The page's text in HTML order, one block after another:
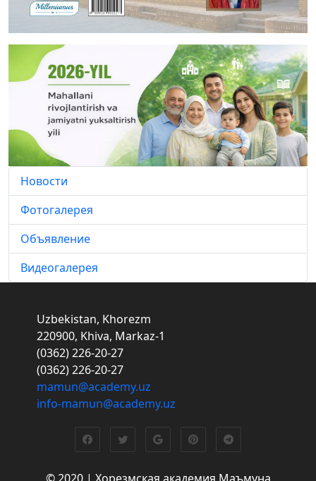
Новости
Фотогалерея
Объявление
Видеогалерея
Uzbekistan, Khorezm
220900, Khiva, Markaz-1
(0362) 226-20-27
(0362) 226-20-27
mamun@academy.uz
info-mamun@academy.uz
© 2020 | Хорезмская академия Маъмуна